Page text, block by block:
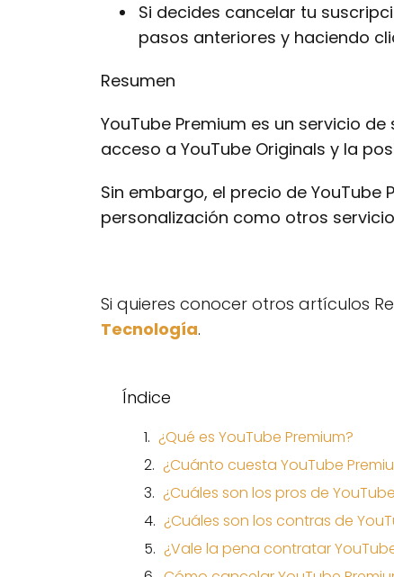
Si decides cancelar tu
pasos anteriores y haciendo
Resumen
YouTube Premium es un servicio
acceso a YouTube Originals y la
Sin embargo, el precio de
personalización como otros
Si quieres conocer otros artículos
Tecnología.
Índice
¿Qué es YouTube Premium?
¿Cuánto cuesta YouTube
¿Cuáles son los pros de
¿Cuáles son los contras de
¿Vale la pena contratar